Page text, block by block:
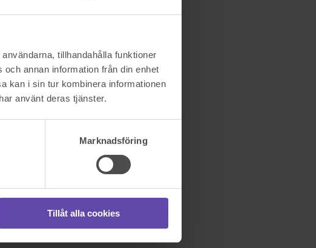
tillhandahålla funktioner
annan information från din enhet
kan i sin tur kombinera informationen
använt deras tjänster.
Marknadsföring
Tillåt alla cookies